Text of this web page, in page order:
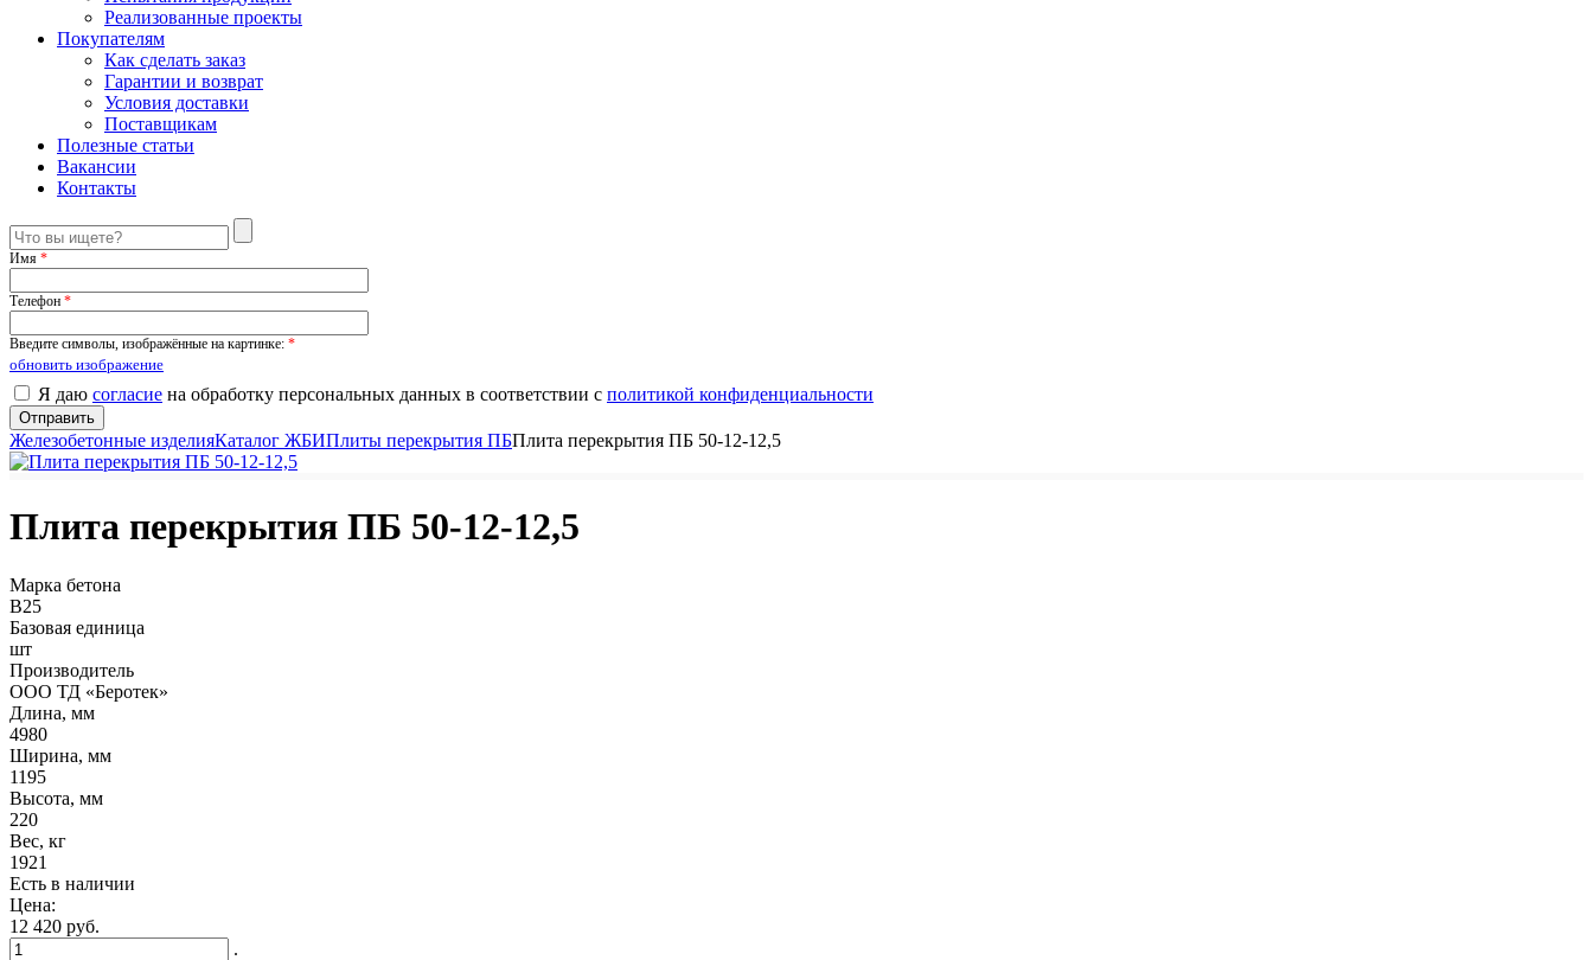
Реализованные проекты
Покупателям
Как сделать заказ
Гарантии и возврат
Условия доставки
Поставщикам
Полезные статьи
Вакансии
Контакты
Имя *
Телефон *
Введите символы, изображённые на картинке: *
обновить изображение
Я даю согласие на обработку персональных данных в соответствии с политикой конфиденциальности
Железобетонные изделияКаталог ЖБИПлиты перекрытия ПБПлита перекрытия ПБ 50-12-12,5
Плита перекрытия ПБ 50-12-12,5
Марка бетона
B25
Базовая единица
шт
Производитель
ООО ТД «Беротек»
Длина, мм
4980
Ширина, мм
1195
Высота, мм
220
Вес, кг
1921
Есть в наличии
Цена:
12 420 руб.
.